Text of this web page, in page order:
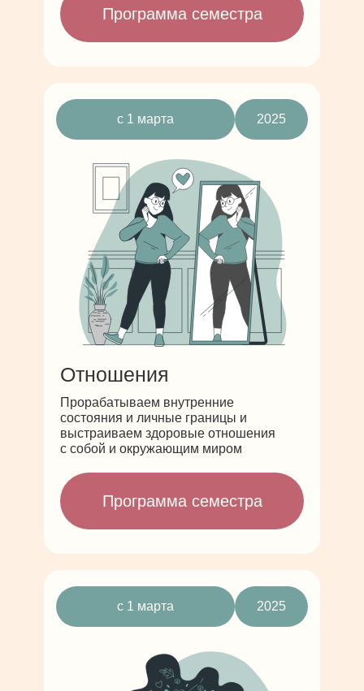
Программа семестра
Отношения
с 1 марта 2025
Программа семестра
Прорабатываем внутренние
состояния и личные границы и
выстраиваем здоровые отношения
с собой и окружающим миром
с 1 марта 2025